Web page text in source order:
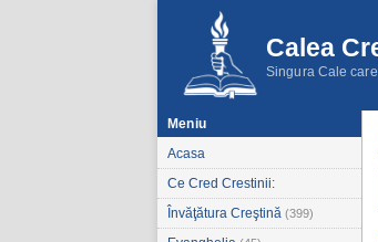
Calea
Singura Cale
Meniu
Acasa
Ce Cred Crestinii:
Învăţătura Creştină (399)